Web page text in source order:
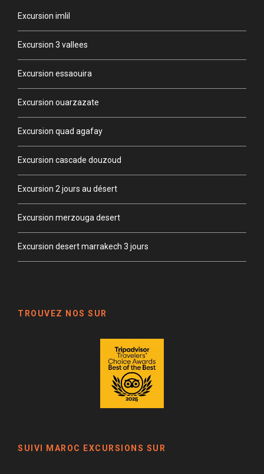
Excursion imlil
Excursion 3 vallees
Excursion essaouira
Excursion ouarzazate
Excursion quad agafay
Excursion cascade douzoud
Excursion 2 jours au désert
Excursion merzouga desert
Excursion desert marrakech 3 jours
TROUVEZ NOS SUR
SUIVI MAROC EXCURSIONS SUR